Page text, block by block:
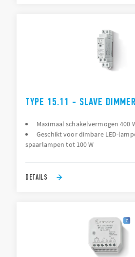
TYPE 15.11 - SLAVE
Maximaal schakelvermogen 400
Geschikt voor dimbare LED-
spaarlampen tot 100 W
DETAILS